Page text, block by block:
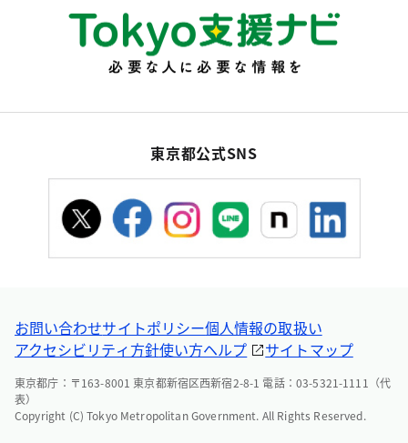
東京都公式SNS
お問い合わせサイトポリシー個人情報の取扱い
アクセシビリティ方針使い方ヘルプ サイトマップ
東京都庁：〒163-8001 東京都新宿区西新宿2-8-1 電話：03-5321-1111（代
表）
Copyright (C) Tokyo Metropolitan Government. All Rights Reserved.